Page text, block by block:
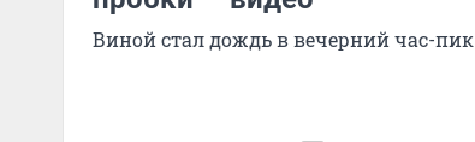
Виной стал дождь в вечерний час-пик